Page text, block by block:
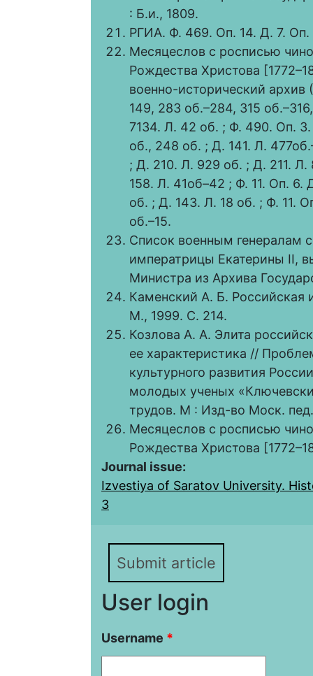
: Б.и., 1809.
РГИА. Ф. 469. Оп. 14. Д. 7.
Месяцеслов с росписью
Рождества Христова
военно-исторический
149, 283 об.–284, 315
7134. Л. 42 об. ; Ф. 490. Оп.
об., 248 об. ; Д. 141. Л.
; Д. 210. Л. 929 об. ; Д. 211.
158. Л. 41об–42 ; Ф. 11. Оп. 6.
об. ; Д. 143. Л. 18 об. ; Ф. 11.
об.–15.
Список военным генералам
императрицы Екатерины II,
Министра из Архива
Каменский А. Б. Российская
М., 1999. С. 214.
Козлова А. А. Элита
ее характеристика //
культурного развития
молодых ученых
трудов. М : Изд-во Моск.
Месяцеслов с росписью
Рождества Христова
Journal issue:
Izvestiya of Saratov University.
3
Submit article
User login
Username *